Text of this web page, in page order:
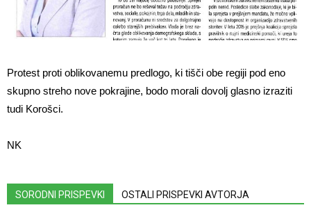
Protest proti oblikovanemu predlogo, ki tišči obe regiji pod eno
skupno streho nove pokrajine, bodo morali dovolj glasno izraziti
tudi Korošci.
NK
SORODNI PRISPEVKI OSTALI PRISPEVKI AVTORJA